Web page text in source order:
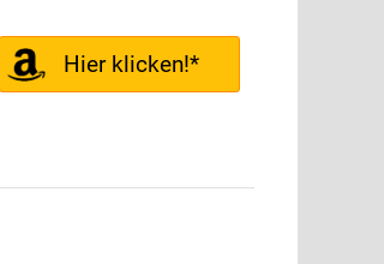
Hier klicken!*